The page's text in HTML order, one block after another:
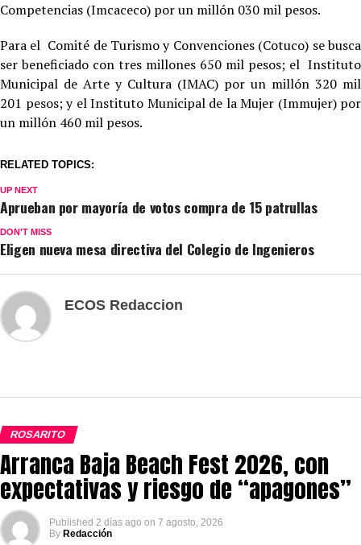
Competencias (Imcaceco) por un millón 030 mil pesos.
Para el Comité de Turismo y Convenciones (Cotuco) se busca
ser beneficiado con tres millones 650 mil pesos; el Instituto
Municipal de Arte y Cultura (IMAC) por un millón 320 mil
201 pesos; y el Instituto Municipal de la Mujer (Immujer) por
un millón 460 mil pesos.
RELATED TOPICS:
UP NEXT
Aprueban por mayoría de votos compra de 15 patrullas
DON'T MISS
Eligen nueva mesa directiva del Colegio de Ingenieros
ECOS Redaccion
ROSARITO
Arranca Baja Beach Fest 2026, con
expectativas y riesgo de “apagones”
Published 2 días ago on 7 agosto, 2026
By Redacción